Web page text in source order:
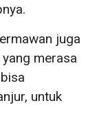
juga
merasa
untuk